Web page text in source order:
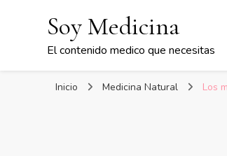
Soy Medicina
El contenido medico que necesitas
Inicio Medicina Natural Los